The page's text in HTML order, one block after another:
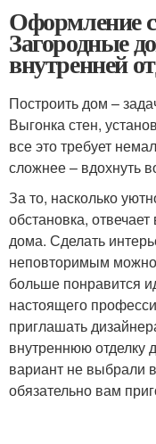
Оформление
Загородные
внутренней
Построить дом –
Выгонка стен,
все это требует
сложнее – вдохнуть
За то, насколько
обстановка,
дома. Сделать
неповторимым
больше понравится
настоящего
приглашать
внутреннюю отделку
вариант не выбрали
обязательно вам